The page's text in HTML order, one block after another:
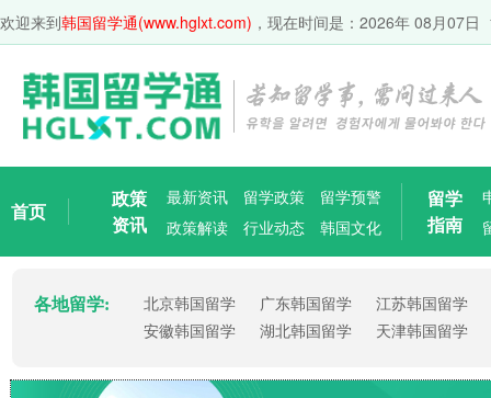
欢迎来到韩国留学通(www.hglxt.com) ，现在时间是： 2026年 08月07日
首页
政策
资讯
最新资讯 留学政策
留学预警
政策解读
行业动态 韩国文化
留学
指南
各地留学: 北京韩国留学 广东韩国留学
江苏韩国留学
安徽韩国留学
湖北韩国留学 天津韩国留学